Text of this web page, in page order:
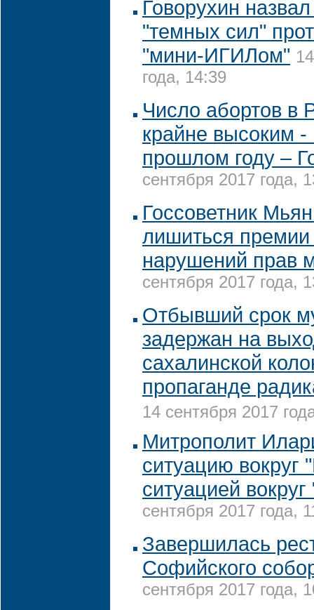
Говорухин
"темных сил"
"мини-ИГИЛом"
года, 14:39
Число абортов в
крайне высоким -
прошлом году –
сентября 2017 года,
Госсоветник
лишиться
нарушений прав
сентября 2017 года,
Отбывший срок
задержан на
сахалинской
пропаганде
14 сентября 2017
Митрополит
ситуацию вокруг
ситуацией
сентября 2017 года,
Завершилась
Софийского
сентября 2017 года,